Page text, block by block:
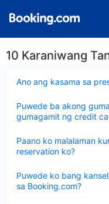
10 Karaniwang
Ano ang kasama sa
ang
Puwede ba akong
gumagamit ng credit
ang
sagot
Paano ko malalaman
reservation ko?
ang
sagot
Puwede ko bang
sa Booking.com?
ang
sagot